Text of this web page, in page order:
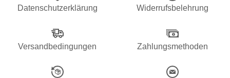
Datenschutzerklärung Widerrufsbelehrung
Versandbedingungen Zahlungsmethoden